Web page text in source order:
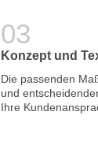
Konzept und
Die passenden
und
Ihre